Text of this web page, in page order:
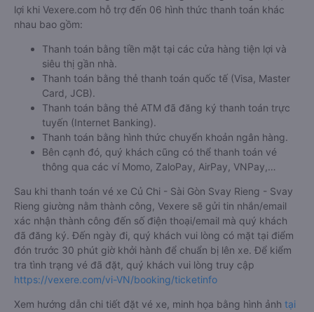
lợi khi Vexere.com hỗ trợ đến 06 hình thức thanh toán khác
nhau bao gồm:
Thanh toán bằng tiền mặt tại các cửa hàng tiện lợi và
siêu thị gần nhà.
Thanh toán bằng thẻ thanh toán quốc tế (Visa, Master
Card, JCB).
Thanh toán bằng thẻ ATM đã đăng ký thanh toán trực
tuyến (Internet Banking).
Thanh toán bằng hình thức chuyển khoản ngân hàng.
Bên cạnh đó, quý khách cũng có thể thanh toán vé
thông qua các ví Momo, ZaloPay, AirPay, VNPay,…
Sau khi thanh toán vé xe Củ Chi - Sài Gòn Svay Rieng - Svay
Rieng giường nằm thành công, Vexere sẽ gửi tin nhắn/email
xác nhận thành công đến số điện thoại/email mà quý khách
đã đăng ký. Đến ngày đi, quý khách vui lòng có mặt tại điểm
đón trước 30 phút giờ khởi hành để chuẩn bị lên xe. Để kiểm
tra tình trạng vé đã đặt, quý khách vui lòng truy cập
https://vexere.com/vi-VN/booking/ticketinfo
Xem hướng dẫn chi tiết đặt vé xe, minh họa bằng hình ảnh tại